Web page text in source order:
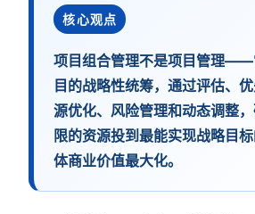
核心观点
项目组合管理不是项目管理——
目的战略性统筹，通过评估、
源优化、风险管理和动态调整
限的资源投到最能实现战略目
体商业价值最大化。